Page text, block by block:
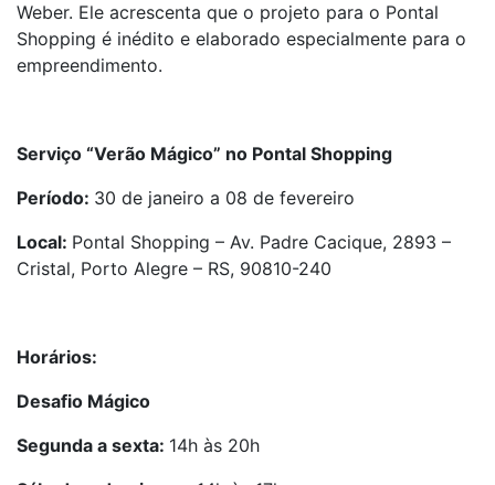
Weber. Ele acrescenta que o projeto para o Pontal
Shopping é inédito e elaborado especialmente para o
empreendimento.
Serviço “Verão Mágico” no Pontal Shopping
Período: 30 de janeiro a 08 de fevereiro
Local: Pontal Shopping – Av. Padre Cacique, 2893 –
Cristal, Porto Alegre – RS, 90810-240
Horários:
Desafio Mágico
Segunda a sexta: 14h às 20h